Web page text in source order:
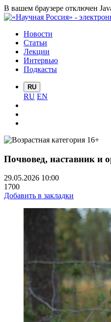
В вашем браузере отключен
Новости
Статьи
Лекции
Интервью
Подкасты
RU
RU EN
Почвовед, наставник и
29.05.2026 10:00
1700
Добавить в закладки